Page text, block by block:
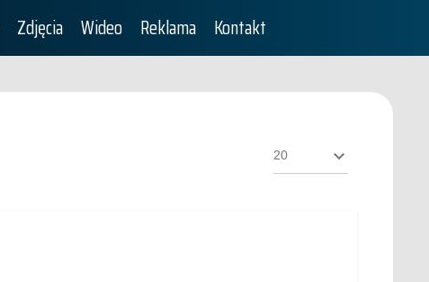
Zdjęcia Wideo Reklama Kontakt
Pokaż
#